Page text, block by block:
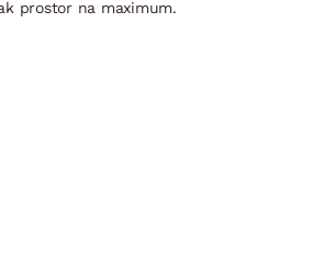
prostor na maximum.